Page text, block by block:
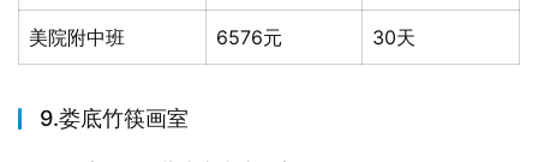
美院附中班 6576元 30天
9.娄底竹筷画室